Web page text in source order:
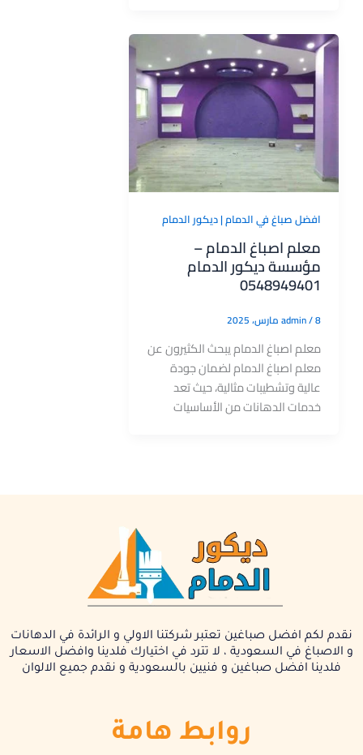
افضل صباغ في الدمام | ديكور الدمام
معلم اصباغ الدمام –
مؤسسة ديكور الدمام
0548949401
admin/8 مارس، 2025
معلم اصباغ الدمام يبحث الكثيرون عن
معلم اصباغ الدمام لضمان جودة
عالية وتشطيبات مثالية، حيث تعد
خدمات الدهانات من الأساسيات
نقدم لكم افضل صباغين تعتبر شركتنا الاولي و الرائدة في الدهانات
و الاصباغ في السعودية ، لا تترد في اختيارك فلدينا وافضل الاسعار
فلدينا افضل صباغين و فنيين بالسعودية و نقدم جميع الالوان
روابط هامة